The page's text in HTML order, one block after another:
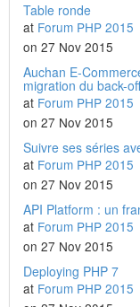
Table ronde
at Forum PHP 2015
on 27 Nov 2015
Auchan E-
migration du back-
at Forum PHP 2015
on 27 Nov 2015
Suivre ses séries
at Forum PHP 2015
on 27 Nov 2015
API Platform : un
at Forum PHP 2015
on 27 Nov 2015
Deploying PHP 7
at Forum PHP 2015